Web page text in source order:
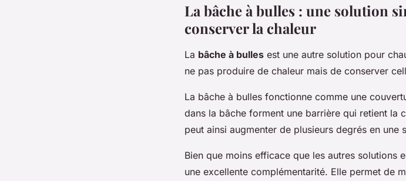
La bâche à bulles : une solution
conserver la chaleur
La bâche à bulles est une autre solution pour
ne pas produire de chaleur mais de conserver
La bâche à bulles fonctionne comme une
dans la bâche forment une barrière qui retient la
peut ainsi augmenter de plusieurs degrés en une
Bien que moins efficace que les autres solutions
une excellente complémentarité. Elle permet de